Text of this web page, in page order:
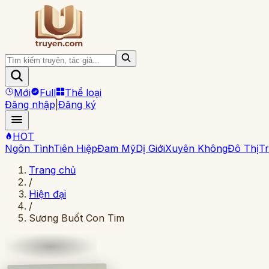
Mới Full
Thể loại
Đăng nhập Đăng ký
HOT
Ngôn TìnhTiên HiệpĐam MỹDị GiớiXuyên KhôngĐô Thị
Trang chủ
/
Hiện đại
/
Sương Buốt Con Tim